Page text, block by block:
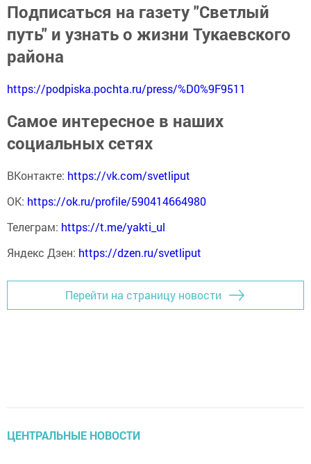
Подписаться на газету "Светлый
путь" и узнать о жизни Тукаевского
района
https://podpiska.pochta.ru/press/%D0%9F9511
Самое интересное в наших
социальных сетях
ВКонтакте: https://vk.com/svetliput
ОК: https://ok.ru/profile/590414664980
Телеграм: https://t.me/yakti_ul
Яндекс Дзен: https://dzen.ru/svetliput
Перейти на страницу новости
ЦЕНТРАЛЬНЫЕ НОВОСТИ